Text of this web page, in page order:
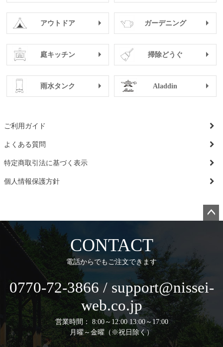
アウトドア ガーデニング
庭キッチン 掃除どうぐ
雨水タンク Aladdin
ご利用ガイド
よくある質問
特定商取引法に基づく表示
個人情報保護方針
CONTACT
電話からでもご注文できます
0770-72-3866 / support@nissei-
web.co.jp
営業時間： 8:00～12:00 13:00～17:00
月曜～金曜（※祝日除く）